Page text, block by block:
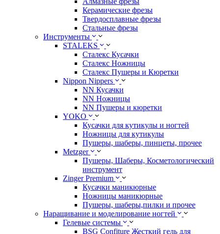
Керамические фрезы
Твердосплавные фрезы
Стальные фрезы
Инструменты
STALEKS
Сталекс Кусачки
Сталекс Ножницы
Сталекс Пушеры и Кюретки
Nippon Nippers
NN Кусачки
NN Ножницы
NN Пушеры и кюретки
YOKO
Кусачки для кутикулы и ногтей
Ножницы для кутикулы
Пушеры, шаберы, пинцеты, прочее
Metzger
Пушеры, Шаберы, Косметологический
инструмент
Zinger Premium
Кусачки маникюрные
Ножницы маникюрные
Пушеры, шаберы,пилки и прочее
Наращивание и моделирование ногтей
Гелевые системы
BSG Confiture Жесткий гель для